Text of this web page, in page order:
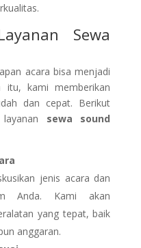
Sewa
acara bisa menjadi
kami memberikan
dan cepat. Berikut
layanan sewa sound
jenis acara dan
Anda. Kami akan
yang tepat, baik
anggaran.